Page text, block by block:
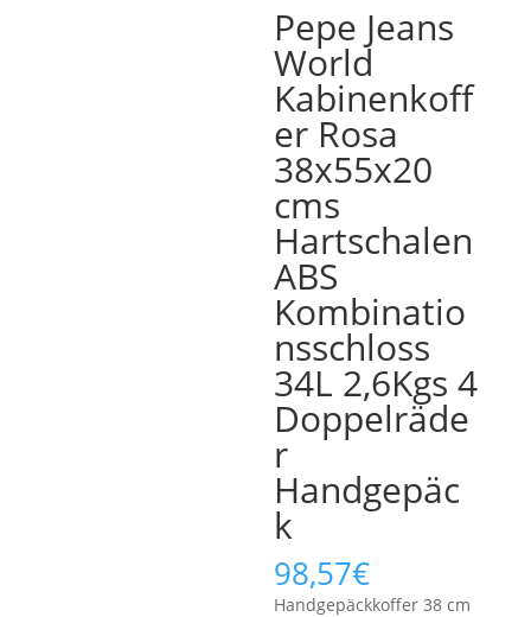
Pepe Jeans
World
Kabinenkoff
er Rosa
38x55x20
cms
Hartschalen
ABS
Kombinatio
nsschloss
34L 2,6Kgs 4
Doppelräde
r
Handgepäc
k
98,57€
Handgepäckkoffer 38 cm